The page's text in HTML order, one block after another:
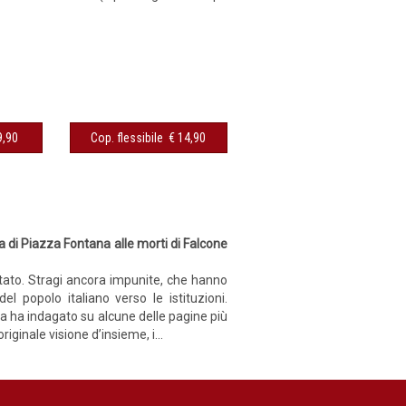
€ 9,90 Cop. flessibile € 14,90
di Piazza Fontana alle morti di Falcone
Stragi ancora impunite, che hanno
popolo italiano verso le istituzioni.
ha indagato su alcune delle pagine più
visione d’insieme, i...